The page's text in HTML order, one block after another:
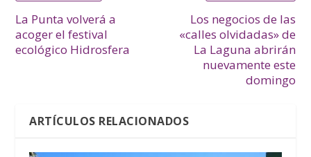
La Punta volverá a
acoger el festival
ecológico Hidrosfera
Los negocios de las
«calles olvidadas» de
La Laguna abrirán
nuevamente este
domingo
ARTÍCULOS RELACIONADOS